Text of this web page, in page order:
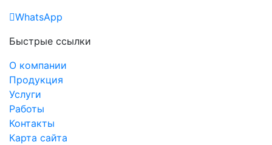
WhatsApp
Быстрые ссылки
О компании
Продукция
Услуги
Работы
Контакты
Карта сайта